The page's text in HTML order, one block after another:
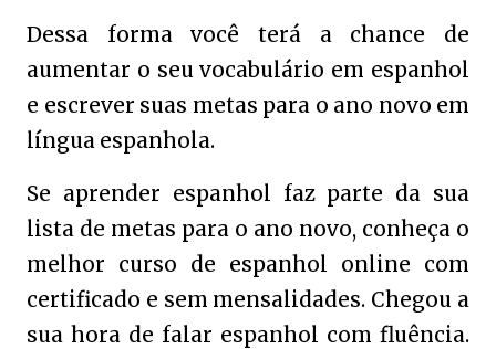
Dessa forma você terá a chance de
aumentar o seu vocabulário em espanhol
e escrever suas metas para o ano novo em
língua espanhola.
Se aprender espanhol faz parte da sua
lista de metas para o ano novo, conheça o
melhor curso de espanhol online com
certificado e sem mensalidades. Chegou a
sua hora de falar espanhol com fluência.